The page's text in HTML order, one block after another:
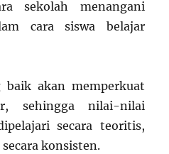
sekolah menangani
cara siswa belajar
baik akan memperkuat
sehingga nilai-nilai
secara teoritis,
konsisten.